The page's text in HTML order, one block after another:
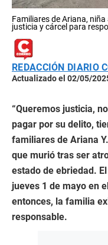
Familiares de Ariana,
justicia y cárcel para
REDACCIÓN DIARIO
Actualizado el 02/05/
“Queremos justicia,
pagar por su delito,
familiares de Ariana
que murió tras ser
estado de ebriedad.
jueves 1 de mayo en
entonces, la familia
responsable.